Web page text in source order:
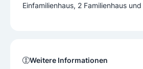
Einfamilienhaus, 2 Familienhaus
Weitere Informationen